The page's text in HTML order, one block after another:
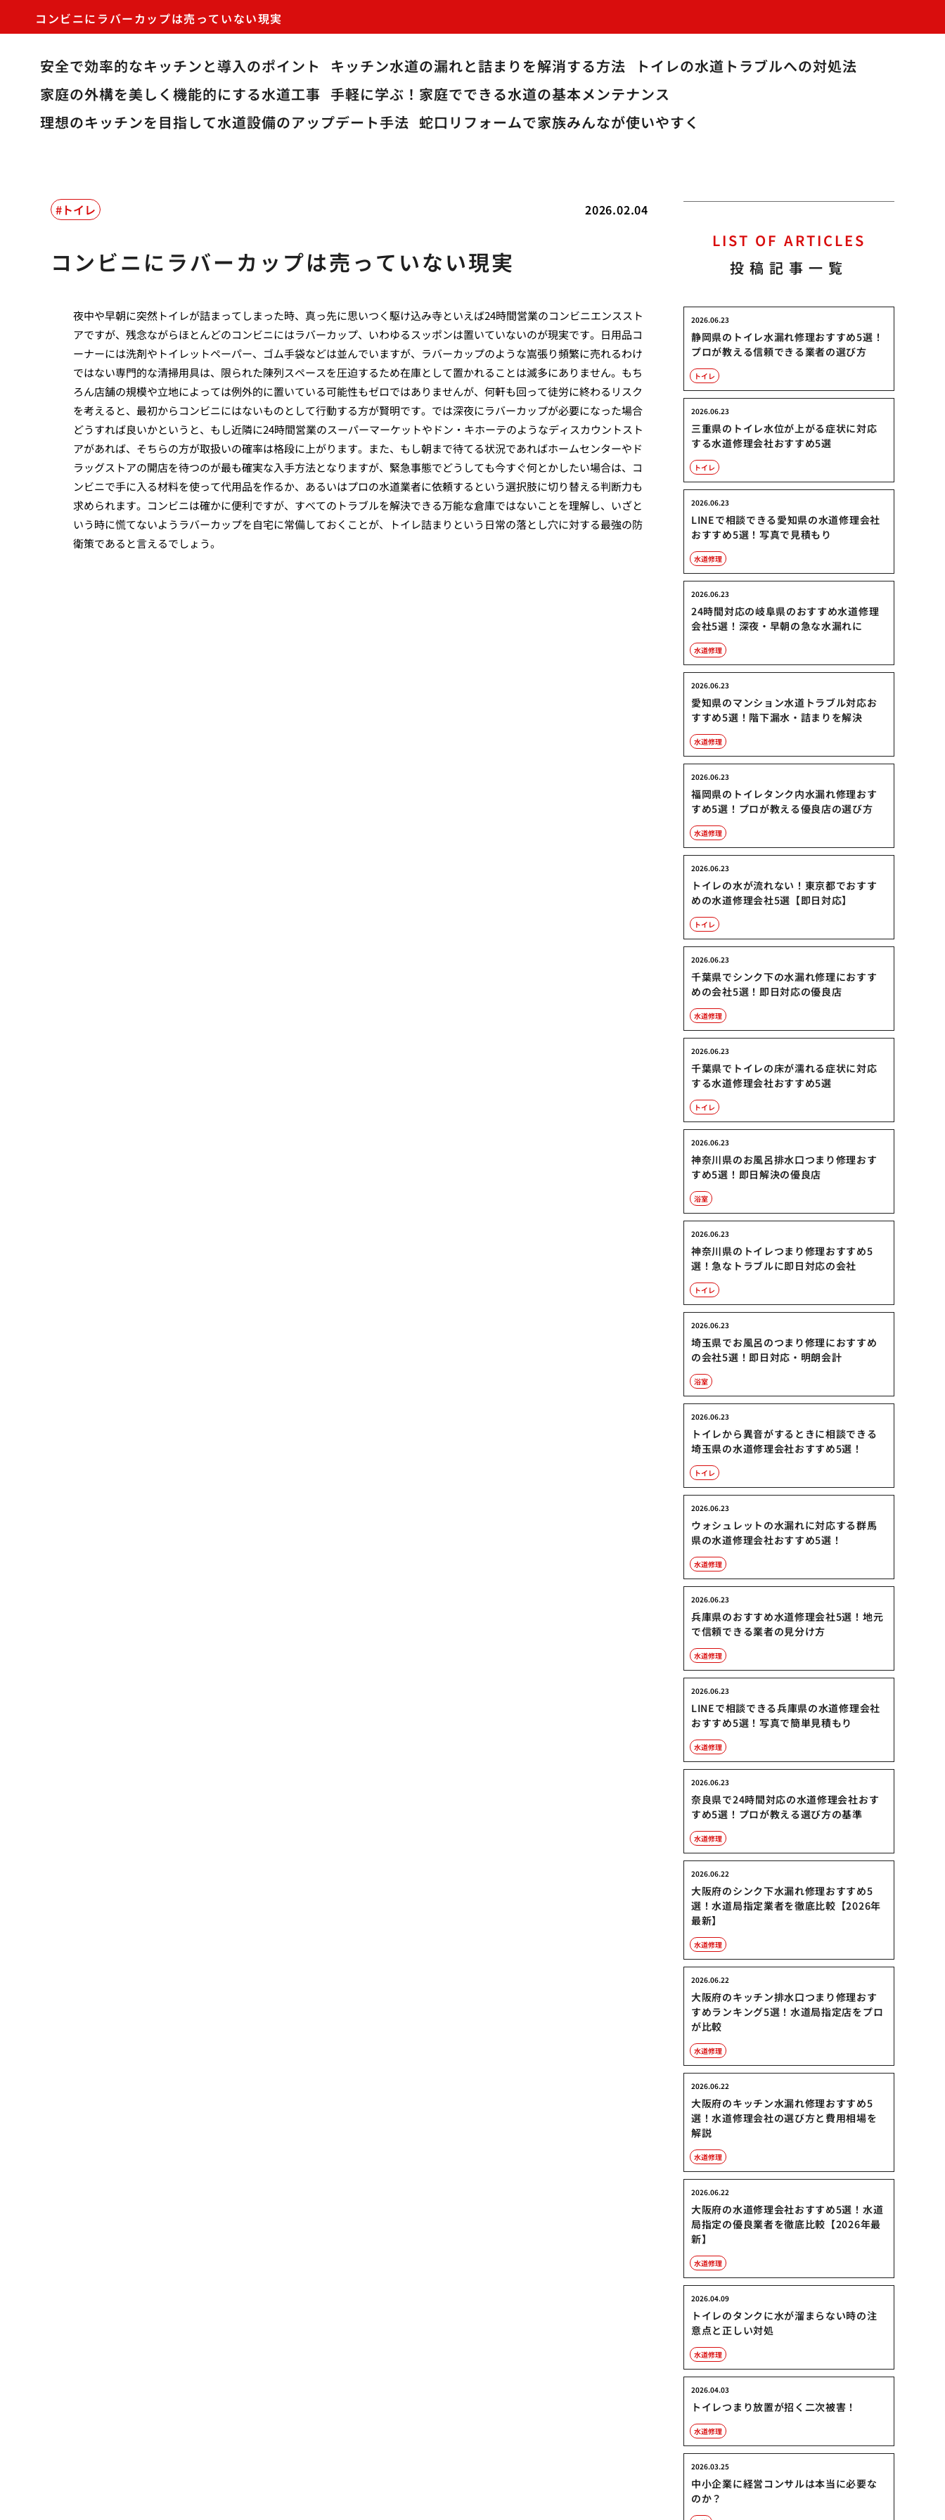
コンビニにラバーカップは売っていない現実
安全で効率的なキッチンと導入のポイント キッチン水道の漏れと詰まりを解消する方法
トイレの水道トラブルへの対処法
家庭の外構を美しく機能的にする水道工事 手軽に学ぶ！家庭でできる水道の基本メンテナンス
理想のキッチンを目指して水道設備のアップデート手法 蛇口リフォームで家族みんなが使いやすく
2026.02.04
トイレ
コンビニにラバーカップは売っていない現実
夜中や早朝に突然トイレが詰まってしまった時、真っ先に思いつく駆け込み寺といえば24時間営業のコンビニエンススト
アですが、残念ながらほとんどのコンビニにはラバーカップ、いわゆるスッポンは置いていないのが現実です。日用品コ
ーナーには洗剤やトイレットペーパー、ゴム手袋などは並んでいますが、ラバーカップのような嵩張り頻繁に売れるわけ
ではない専門的な清掃用具は、限られた陳列スペースを圧迫するため在庫として置かれることは滅多にありません。もち
ろん店舗の規模や立地によっては例外的に置いている可能性もゼロではありませんが、何軒も回って徒労に終わるリスク
を考えると、最初からコンビニにはないものとして行動する方が賢明です。では深夜にラバーカップが必要になった場合
どうすれば良いかというと、もし近隣に24時間営業のスーパーマーケットやドン・キホーテのようなディスカウントスト
アがあれば、そちらの方が取扱いの確率は格段に上がります。また、もし朝まで待てる状況であればホームセンターやド
ラッグストアの開店を待つのが最も確実な入手方法となりますが、緊急事態でどうしても今すぐ何とかしたい場合は、コ
ンビニで手に入る材料を使って代用品を作るか、あるいはプロの水道業者に依頼するという選択肢に切り替える判断力も
求められます。コンビニは確かに便利ですが、すべてのトラブルを解決できる万能な倉庫ではないことを理解し、いざと
いう時に慌てないようラバーカップを自宅に常備しておくことが、トイレ詰まりという日常の落とし穴に対する最強の防
衛策であると言えるでしょう。
LIST OF ARTICLES
投稿記事一覧
静岡県のトイレ水漏れ修理おすすめ5選！
プロが教える信頼できる業者の選び方
2026.06.23
トイレ
三重県のトイレ水位が上がる症状に対応
する水道修理会社おすすめ5選
2026.06.23
トイレ
LINEで相談できる愛知県の水道修理会社
おすすめ5選！写真で見積もり
2026.06.23
水道修理
24時間対応の岐阜県のおすすめ水道修理
会社5選！深夜・早朝の急な水漏れに
2026.06.23
水道修理
愛知県のマンション水道トラブル対応お
すすめ5選！階下漏水・詰まりを解決
2026.06.23
水道修理
福岡県のトイレタンク内水漏れ修理おす
すめ5選！プロが教える優良店の選び方
2026.06.23
水道修理
トイレの水が流れない！東京都でおすす
めの水道修理会社5選【即日対応】
2026.06.23
トイレ
千葉県でシンク下の水漏れ修理におすす
めの会社5選！即日対応の優良店
2026.06.23
水道修理
千葉県でトイレの床が濡れる症状に対応
する水道修理会社おすすめ5選
2026.06.23
トイレ
神奈川県のお風呂排水口つまり修理おす
すめ5選！即日解決の優良店
2026.06.23
浴室
神奈川県のトイレつまり修理おすすめ5
選！急なトラブルに即日対応の会社
2026.06.23
トイレ
埼玉県でお風呂のつまり修理におすすめ
の会社5選！即日対応・明朗会計
2026.06.23
浴室
トイレから異音がするときに相談できる
埼玉県の水道修理会社おすすめ5選！
2026.06.23
トイレ
ウォシュレットの水漏れに対応する群馬
県の水道修理会社おすすめ5選！
2026.06.23
水道修理
兵庫県のおすすめ水道修理会社5選！地元
で信頼できる業者の見分け方
2026.06.23
水道修理
LINEで相談できる兵庫県の水道修理会社
おすすめ5選！写真で簡単見積もり
2026.06.23
水道修理
奈良県で24時間対応の水道修理会社おす
すめ5選！プロが教える選び方の基準
2026.06.23
水道修理
大阪府のシンク下水漏れ修理おすすめ5
選！水道局指定業者を徹底比較【2026年
最新】
2026.06.22
水道修理
大阪府のキッチン排水口つまり修理おす
すめランキング5選！水道局指定店をプロ
が比較
2026.06.22
水道修理
大阪府のキッチン水漏れ修理おすすめ5
選！水道修理会社の選び方と費用相場を
解説
2026.06.22
水道修理
大阪府の水道修理会社おすすめ5選！水道
局指定の優良業者を徹底比較【2026年最
新】
2026.06.22
水道修理
トイレのタンクに水が溜まらない時の注
意点と正しい対処
2026.04.09
水道修理
トイレつまり放置が招く二次被害！
2026.04.03
水道修理
中小企業に経営コンサルは本当に必要な
のか？
2026.03.25